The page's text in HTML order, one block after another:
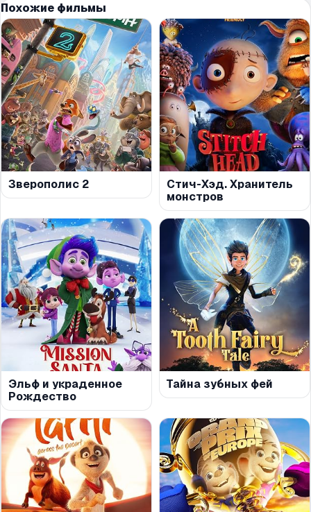
Похожие фильмы
Зверополис 2
Стич-Хэд. Хранитель
монстров
Эльф и украденное
Рождество
Тайна зубных фей